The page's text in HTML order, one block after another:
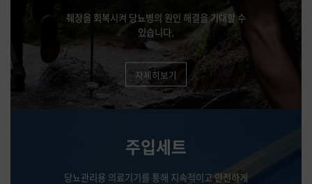
췌장을 회복시켜 당뇨병의 원인 해결을 기대할 수
있습니다.
자세히보기
주입세트
당뇨관리용 의료기기를 통해 지속적이고 안전하게